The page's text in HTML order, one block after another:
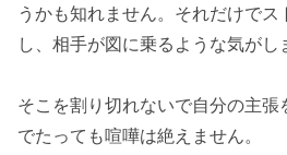
うかも知れません。それだけで
し、相手が図に乗るような気がし
そこを割り切れないで自分の主張
でたっても喧嘩は絶えません。